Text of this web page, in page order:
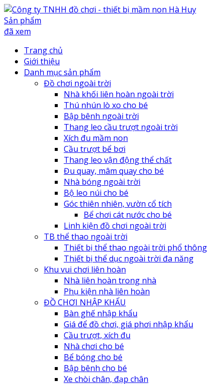
Sản phẩm
đã xem
Trang chủ
Giới thiệu
Danh mục sản phẩm
Đồ chơi ngoài trời
Nhà khối liên hoàn ngoài trời
Thú nhún lò xo cho bé
Bập bênh ngoài trời
Thang leo cầu trượt ngoài trời
Xích đu mầm non
Cầu trượt bể bơi
Thang leo vận động thể chất
Đu quay, mâm quay cho bé
Nhà bóng ngoài trời
Bộ leo núi cho bé
Góc thiên nhiên, vườn cổ tích
Bể chơi cát nước cho bé
Linh kiện đồ chơi ngoài trời
TB thể thao ngoài trời
Thiết bị thể thao ngoài trời phổ thông
Thiết bị thể dục ngoài trời đa năng
Khu vui chơi liên hoàn
Nhà liên hoàn trong nhà
Phụ kiện nhà liên hoàn
ĐỒ CHƠI NHẬP KHẨU
Bàn ghế nhập khẩu
Giá để đồ chơi, giá phơi nhập khẩu
Cầu trượt, xích đu
Nhà chơi cho bé
Bể bóng cho bé
Bập bênh cho bé
Xe chòi chân, đạp chân